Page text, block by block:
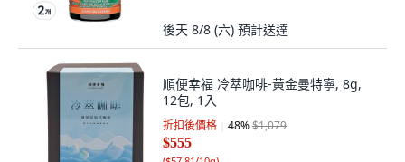
後天 8/8 (六) 預計送達
順便幸福 冷萃咖啡-黃金曼特寧, 8g,
12包, 1入
折扣後價格 48%$1,079
$555